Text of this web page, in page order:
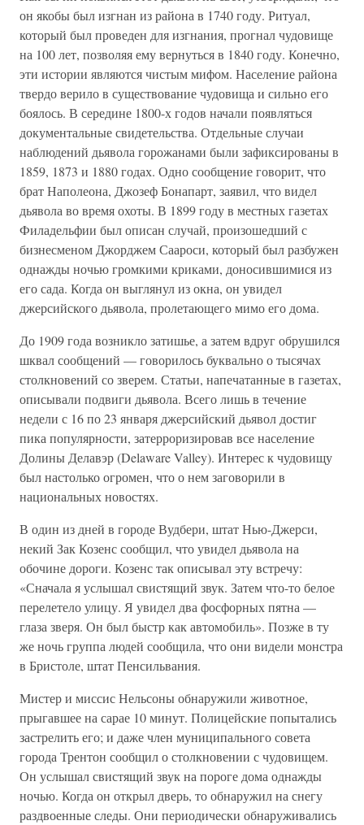
он якобы был изгнан из района в 1740 году. Ритуал,
который был проведен для изгнания, прогнал чудовище
на 100 лет, позволяя ему вернуться в 1840 году. Конечно,
эти истории являются чистым мифом. Население района
твердо верило в существование чудовища и сильно его
боялось. В середине 1800-х годов начали появляться
документальные свидетельства. Отдельные случаи
наблюдений дьявола горожанами были зафиксированы в
1859, 1873 и 1880 годах. Одно сообщение говорит, что
брат Наполеона, Джозеф Бонапарт, заявил, что видел
дьявола во время охоты. В 1899 году в местных газетах
Филадельфии был описан случай, произошедший с
бизнесменом Джорджем Саароси, который был разбужен
однажды ночью громкими криками, доносившимися из
его сада. Когда он выглянул из окна, он увидел
джерсийского дьявола, пролетающего мимо его дома.
До 1909 года возникло затишье, а затем вдруг обрушился
шквал сообщений — говорилось буквально о тысячах
столкновений со зверем. Статьи, напечатанные в газетах,
описывали подвиги дьявола. Всего лишь в течение
недели с 16 по 23 января джерсийский дьявол достиг
пика популярности, затерроризировав все население
Долины Делавэр (Delaware Valley). Интерес к чудовищу
был настолько огромен, что о нем заговорили в
национальных новостях.
В один из дней в городе Вудбери, штат Нью-Джерси,
некий Зак Козенс сообщил, что увидел дьявола на
обочине дороги. Козенс так описывал эту встречу:
«Сначала я услышал свистящий звук. Затем что-то белое
перелетело улицу. Я увидел два фосфорных пятна —
глаза зверя. Он был быстр как автомобиль». Позже в ту
же ночь группа людей сообщила, что они видели монстра
в Бристоле, штат Пенсильвания.
Мистер и миссис Нельсоны обнаружили животное,
прыгавшее на сарае 10 минут. Полицейские попытались
застрелить его; и даже член муниципального совета
города Трентон сообщил о столкновении с чудовищем.
Он услышал свистящий звук на пороге дома однажды
ночью. Когда он открыл дверь, то обнаружил на снегу
раздвоенные следы. Они периодически обнаруживались